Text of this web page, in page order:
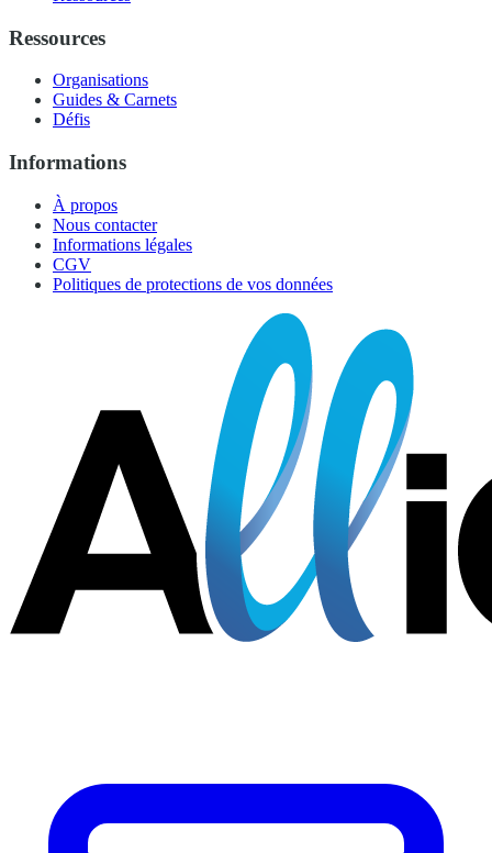
Ressources
Organisations
Guides & Carnets
Défis
Informations
À propos
Nous contacter
Informations légales
CGV
Politiques de protections de vos données